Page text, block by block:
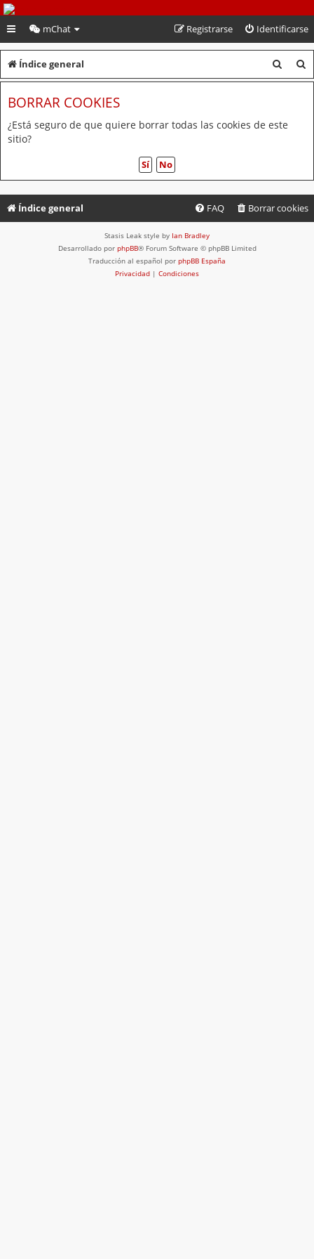
PeruVoley.com
mChat Identificarse
Registrarse
Índice general
u
u
c
BORRAR COOKIES
¿Está seguro de que quiere borrar todas las cookies de este
sitio?
Índice general Borrar cookies
FAQ
Stasis Leak style by Ian Bradley
Desarrollado por phpBB® Forum Software © phpBB Limited
Traducción al español por phpBB España
Privacidad | Condiciones